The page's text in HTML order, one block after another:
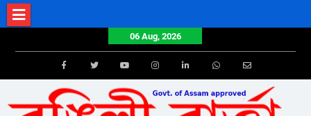
Skip
to
06 Aug, 2026
FacebookTwitterYoutube Email